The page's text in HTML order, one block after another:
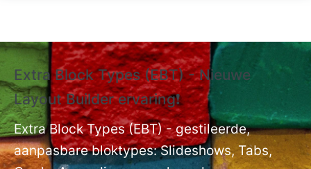
Extra Block Types (EBT) - Nieuwe
Layout Builder ervaring❗
Extra Block Types (EBT) - gestileerde,
aanpasbare bloktypes: Slideshows, Tabs,